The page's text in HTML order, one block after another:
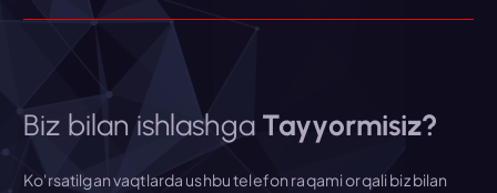
Biz bilan ishlashgaTayyormisiz?
Ko'rsatilgan vaqtlarda ushbu telefon raqami orqali biz bilan